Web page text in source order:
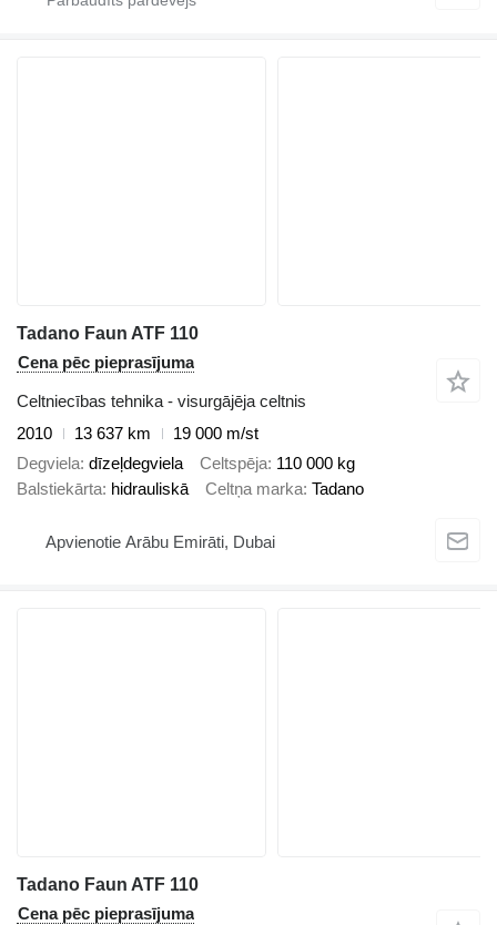
Tadano Faun ATF 110
Cena pēc pieprasījuma
Celtniecības tehnika - visurgājēja celtnis
2010
13 637 km
19 000 m/st
Degviela dīzeļdegviela Celtspēja 110 000 kg
Balstiekārta hidrauliskā Celtņa marka Tadano
Apvienotie Arābu Emirāti, Dubai
Tadano Faun ATF 110
Cena pēc pieprasījuma